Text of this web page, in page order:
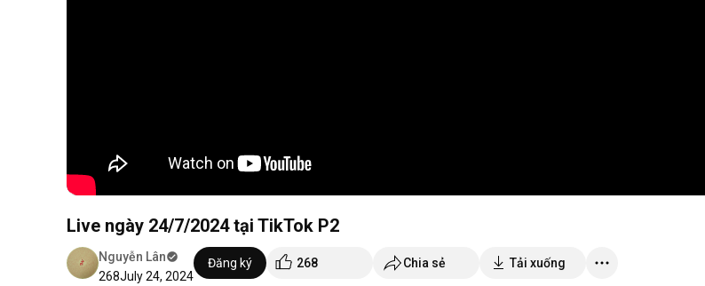
Live ngày 24/7/2024 tại TikTok P2
Nguyễn Lân
268July 24, 2024
Đăng ký 268 Chia sẻ Tải xuống